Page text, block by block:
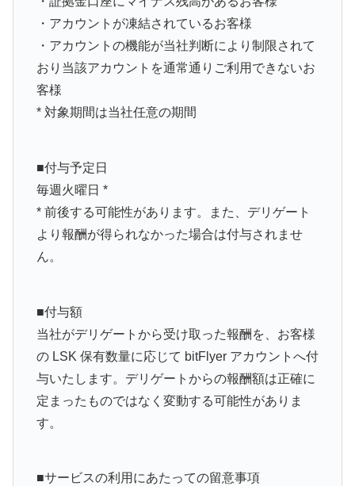
・アカウントが凍結されているお客様
・アカウントの機能が当社判断により制限されて
おり当該アカウントを通常通りご利用できないお
客様
* 対象期間は当社任意の期間
■付与予定日
毎週火曜日 *
* 前後する可能性があります。また、デリゲート
より報酬が得られなかった場合は付与されませ
ん。
■付与額
当社がデリゲートから受け取った報酬を、お客様
の LSK 保有数量に応じて bitFlyer アカウントへ付
与いたします。デリゲートからの報酬額は正確に
定まったものではなく変動する可能性がありま
す。
■サービスの利用にあたっての留意事項